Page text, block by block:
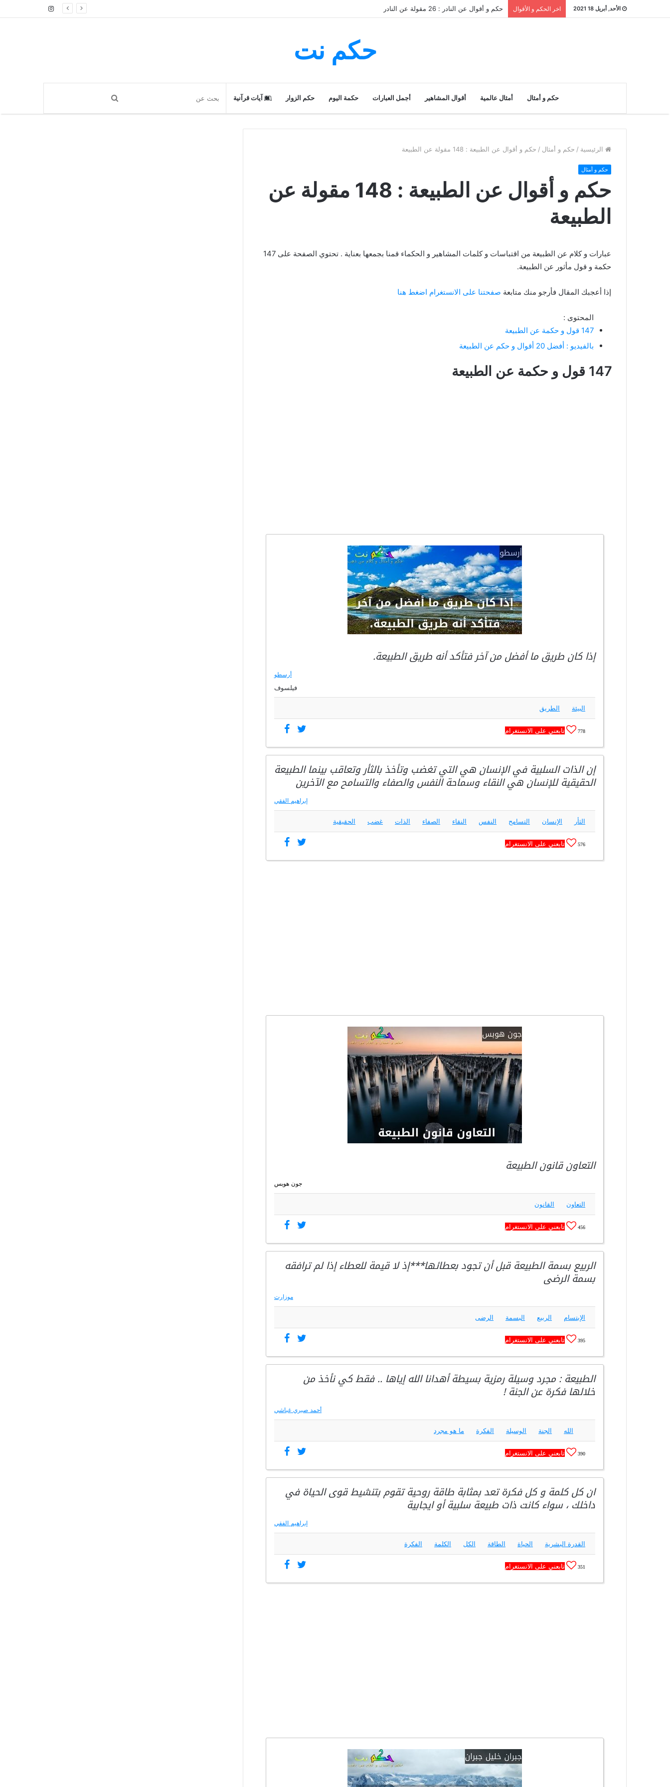
الأحد, أبريل 18 2021 اخر الحكم و الأقوال حكم و أقوال عن النادر : 26 مقولة عن النادر
حكم نت
حكم و أمثال أمثال عالمية أقوال المشاهير أجمل العبارات حكمة اليوم حكم الزوار آيات قرآنية
الرئيسية / حكم و أمثال / حكم و أقوال عن الطبيعة : 148 مقولة عن الطبيعة
حكم و أمثال
حكم و أقوال عن الطبيعة : 148 مقولة عن
الطبيعة
عبارات و كلام عن الطبيعة من اقتباسات و كلمات المشاهير و الحكماء قمنا بجمعها بعناية . تحتوي الصفحة على 147
حكمة و قول مأثور عن الطبيعة.
إذا أعجبك المقال فأرجو منك متابعة صفحتنا على الانستغرام اضغط هنا
المحتوى :
147 قول و حكمة عن الطبيعة
بالفيديو : أفضل 20 أقوال و حكم عن الطبيعة
147 قول و حكمة عن الطبيعة
إذا كان طريق ما أفضل من آخر فتأكد أنه طريق الطبيعة.
أرسطو
فيلسوف
البيئة الطريق
778 تابعني على الانستغرام
إن الذات السلبية في الإنسان هي التي تغضب وتأخذ بالثأر وتعاقب بينما الطبيعة
الحقيقية للإنسان هي النقاء وسماحة النفس والصفاء والتسامح مع الآخرين
إبراهيم الفقي
الثأر الإنسان التسامح النفس النقاء الصفاء الذات غضب الحقيقية
576 تابعني على الانستغرام
التعاون قانون الطبيعة
جون هوبس
التعاون القانون
456 تابعني على الانستغرام
الربيع بسمة الطبيعة قبل أن تجود بعطائها***إذ لا قيمة للعطاء إذا لم ترافقه
بسمة الرضى
موزارت
الإبتسام الربيع البسمة الرضى
395 تابعني على الانستغرام
الطبيعة : مجرد وسيلة رمزية بسيطة أهدانا الله إياها .. فقط كي نأخذ من
خلالها فكرة عن الجنة !
أحمد صبري غباشي
الله الجنة الوسيلة الفكرة ما هو مجرد
390 تابعني على الانستغرام
ان كل كلمة و كل فكرة تعد بمثابة طاقة روحية تقوم بتنشيط قوى الحياة في
داخلك ، سواء كانت ذات طبيعة سلبية أو ايجابية
إبراهيم الفقي
القدرة البشرية الحياة الطاقة الكل الكلمة الفكرة
351 تابعني على الانستغرام